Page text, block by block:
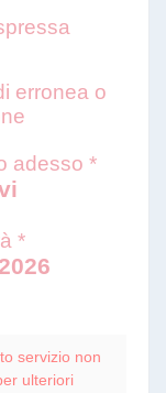
erronea o
adesso *
*
servizio non
ulteriori